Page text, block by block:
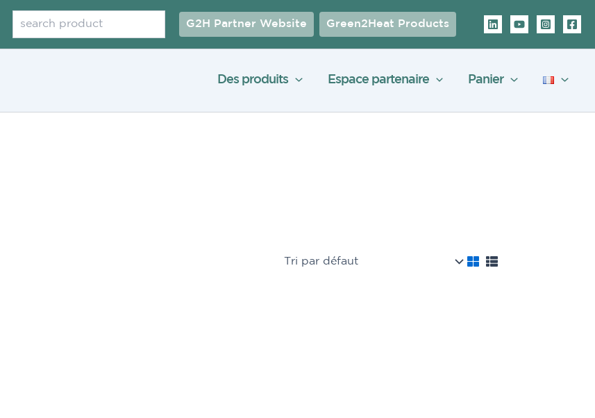
G2H Partner Website Green2Heat Products
Des produits Espace partenaire Panier